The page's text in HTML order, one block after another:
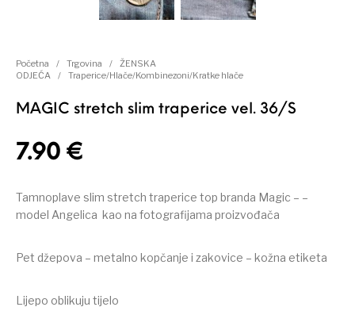
Početna / Trgovina /
ŽENSKA
ODJEĆA
/ Traperice/Hlače/Kombinezoni/Kratke hlače
MAGIC stretch slim traperice vel. 36/S
7.90€
Tamnoplave slim stretch traperice top branda Magic – –
model Angelica kao na fotografijama proizvođača
Pet džepova – metalno kopčanje i zakovice – kožna etiketa
Lijepo oblikuju tijelo